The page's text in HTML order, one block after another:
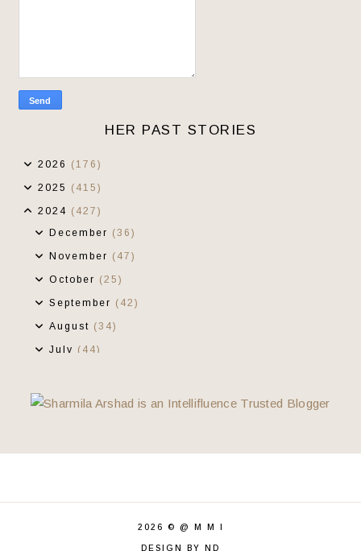
HER PAST STORIES
2026 (176)
2025 (415)
2024 (427)
December (36)
November (47)
October (25)
September (42)
August (34)
July (44)
May (27)
Wajarkah Hukuman Bucu Dinding?
2026 © @ M M I
DESIGN BY ND